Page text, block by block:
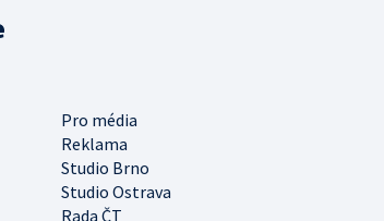
Pro média
Reklama
Studio Brno
Studio Ostrava
Rada ČT